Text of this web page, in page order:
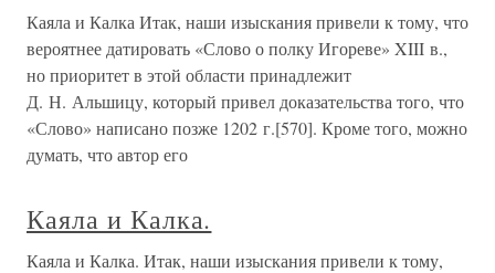
Каяла и Калка Итак, наши изыскания привели к тому, что
вероятнее датировать «Слово о полку Игореве» XIII в.,
но приоритет в этой области принадлежит
Д. Н. Альшицу, который привел доказательства того, что
«Слово» написано позже 1202 г.[570]. Кроме того, можно
думать, что автор его
Каяла и Калка.
Каяла и Калка. Итак, наши изыскания привели к тому,